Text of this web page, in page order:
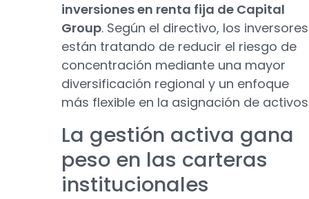
inversiones en renta fija de Capital
Group. Según el directivo, los inversores
están tratando de reducir el riesgo de
concentración mediante una mayor
diversificación regional y un enfoque
más flexible en la asignación de
La gestión activa gana
peso en las carteras
institucionales